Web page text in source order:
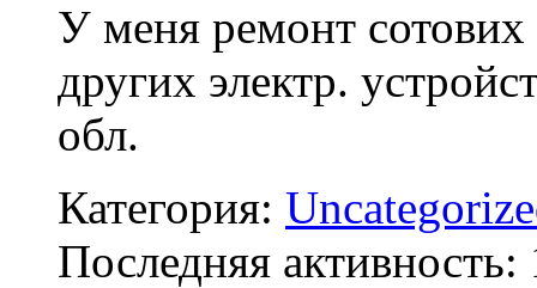
У меня ремонт
других электр.
обл.
Категория:
Последняя